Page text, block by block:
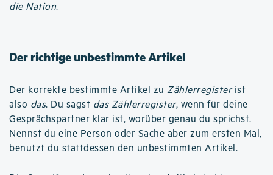
die Nation.
Der richtige unbestimmte Artikel
Der korrekte bestimmte Artikel zu Zählerregisterist
also das. Du sagst das Zählerregister, wenn für deine
Gesprächspartner klar ist, worüber genau du sprichst.
Nennst du eine Person oder Sache aber zum ersten Mal,
benutzt du stattdessen den unbestimmten Artikel.